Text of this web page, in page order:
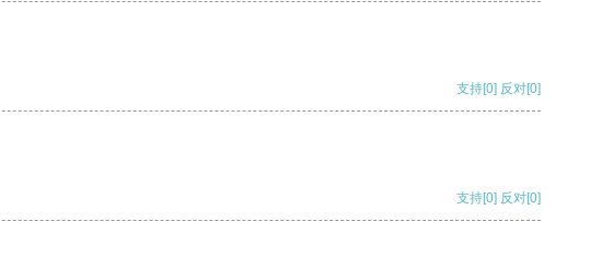
支持[0] 反对[0]
支持[0] 反对[0]